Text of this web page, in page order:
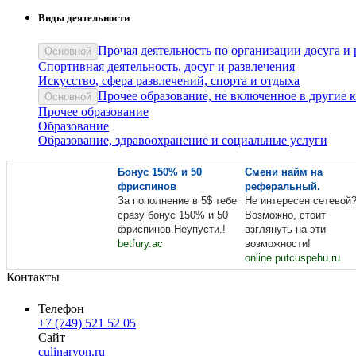
Виды деятельности
Основной Прочая деятельность по организации досуга и
Спортивная деятельность, досуг и развлечения
Искусство, сфера развлечений, спорта и отдыха
Основной Прочее образование, не включенное в другие
Прочее образование
Образование
Образование, здравоохранение и социальные услуги
Бонус 150% и 50
фриспинов
За пополнение в 5$ тебе
сразу бонус 150% и 50
фриспинов.Неупусти.!
betfury.ac
Смени найм на
реферальный.
Не интересен сетевой?
Возможно, стоит
взглянуть на эти
возможности!
online.putcuspehu.ru
Контакты
Телефон
+7 (749) 521 52 05
Сайт
culinaryon.ru